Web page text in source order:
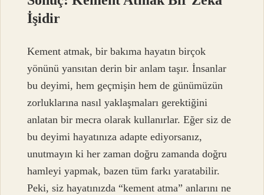
İşidir
Kement atmak, bir bakıma hayatın birçok
yönünü yansıtan derin bir anlam taşır. İnsanlar
bu deyimi, hem geçmişin hem de günümüzün
zorluklarına nasıl yaklaşmaları gerektiğini
anlatan bir mecra olarak kullanırlar. Eğer siz de
bu deyimi hayatınıza adapte ediyorsanız,
unutmayın ki her zaman doğru zamanda doğru
hamleyi yapmak, bazen tüm farkı yaratabilir.
Peki, siz hayatınızda “kement atma” anlarını ne